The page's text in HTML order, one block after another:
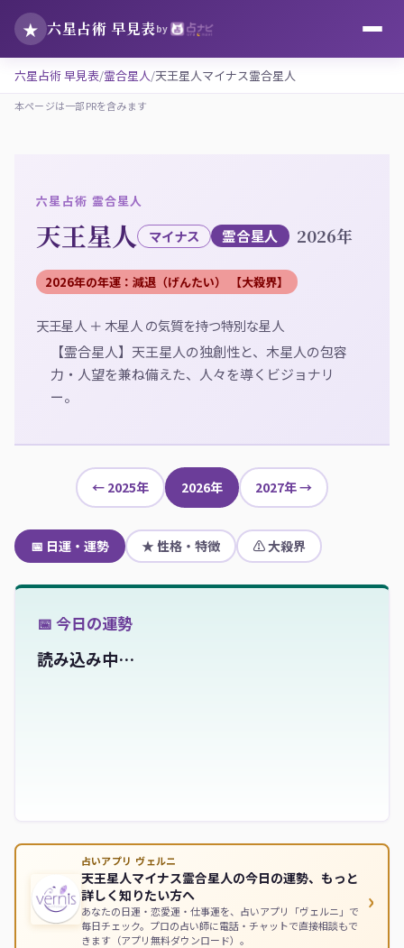
★ 六星占術 早見表by
六星占術 早見表 霊合星人 天王星人マイナス霊合星人
本ページは一部PRを含みます
六星占術 霊合星人
天王星人 マイナス 霊合星人 2026年
2026年の年運：減退（げんたい） 【大殺界】
天王星人 ＋ 木星人 の気質を持つ特別な星人
【霊合星人】天王星人の独創性と、木星人の包容
力・人望を兼ね備えた、人々を導くビジョナリ
ー。
← 2025年 2026年 2027年 →
📅 日運・運勢 ★ 性格・特徴 ⚠ 大殺界
📅 今日の運勢
読み込み中…
占いアプリ ヴェルニ
天王星人マイナス霊合星人の今日の運勢、もっと
詳しく知りたい方へ
あなたの日運・恋愛運・仕事運を、占いアプリ「ヴェルニ」で
毎日チェック。プロの占い師に電話・チャットで直接相談もで
きます（アプリ無料ダウンロード）。
›